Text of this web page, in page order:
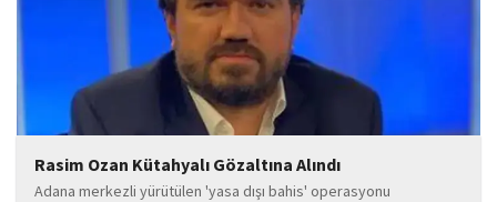
Rasim Ozan Kütahyalı Gözaltına Alındı
Adana merkezli yürütülen 'yasa dışı bahis' operasyonu